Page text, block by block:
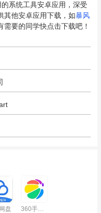
系统工具安卓应用，深受
其他安卓应用下载，如暴风
需要的同学快点击下载吧！
盘 360手机助手安卓版